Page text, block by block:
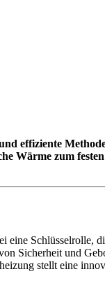
effiziente
Wärme zum
Schlüsselrolle,
Sicherheit und
stellt eine